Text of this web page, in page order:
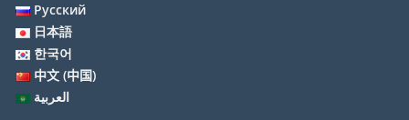
Русский
日本語
한국어
中文 (中国)
العربية